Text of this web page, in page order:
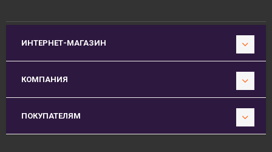
ИНТЕРНЕТ-МАГАЗИН
КОМПАНИЯ
ПОКУПАТЕЛЯМ